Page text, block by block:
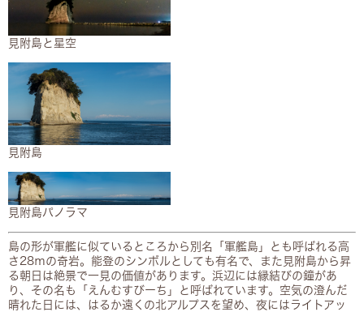
見附島と星空​
見附島​
見附島パノラマ​
島の形が軍艦に似ているところから別名「軍艦島」とも呼ばれる高
さ28ｍの奇岩。能登のシンボルとしても有名で、また見附島から昇
る朝日は絶景で一見の価値があります。浜辺には縁結びの鐘があ
り、その名も「えんむすびーち」と呼ばれています。空気の澄んだ
晴れた日には、はるか遠くの北アルプスを望め、夜にはライトアッ